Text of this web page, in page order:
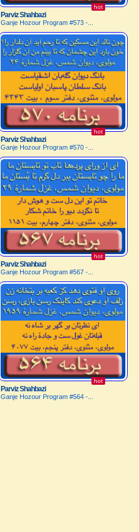
hot
Parviz Shahbazi
Ganje Hozour Program #573 -...
hot
Parviz Shahbazi
Ganje Hozour Program #570 -...
hot
Parviz Shahbazi
Ganje Hozour Program #567 -...
hot
Parviz Shahbazi
Ganje Hozour Program #564 -...